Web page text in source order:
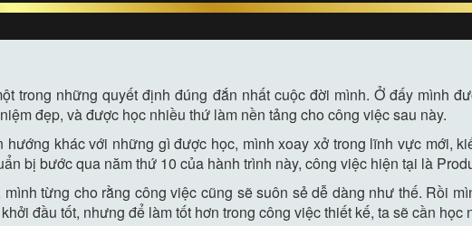
trong những quyết định đúng đắn nhất cuộc đời mình. Ở đấy mình
đẹp, và được học nhiều thứ làm nền tảng cho công việc sau này.
khác với những gì được học, mình xoay xở trong lĩnh vực mới,
bị bước qua năm thứ 10 của hành trình này, công việc hiện tại là
từng cho rằng công việc cũng sẽ suôn sẻ dễ dàng như thế. Rồi
đầu tốt, nhưng để làm tốt hơn trong công việc thiết kế, ta sẽ cần học